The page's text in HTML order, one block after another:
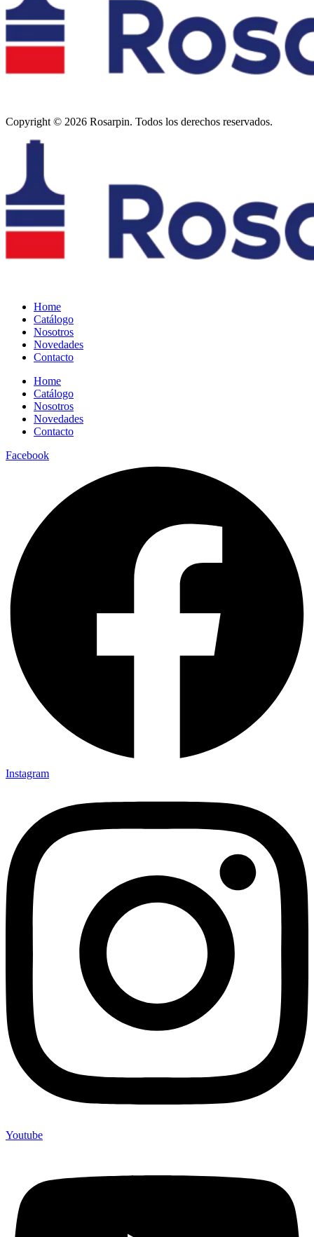
Copyright © 2026 Rosarpin. Todos los derechos reservados.
Home
Catálogo
Nosotros
Novedades
Contacto
Home
Catálogo
Nosotros
Novedades
Contacto
Facebook
Instagram
Youtube